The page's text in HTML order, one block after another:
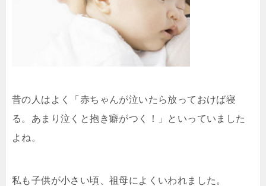
昔の人はよく「赤ちゃんが泣いたら放っておけば寝
る。あまり泣くと抱き癖がつく！」といっていました
よね。
私も子供が小さい頃、祖母によくいわれました。